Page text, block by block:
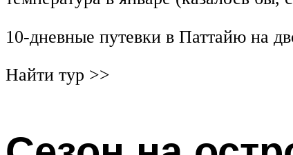
10-дневные путевки в Паттайю на
Найти тур >>